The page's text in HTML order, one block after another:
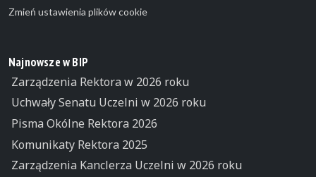
Zmień ustawienia plików cookie
Najnowsze w BIP
Zarządzenia Rektora w 2026 roku
Uchwały Senatu Uczelni w 2026 roku
Pisma Okólne Rektora 2026
Komunikaty Rektora 2025
Zarządzenia Kanclerza Uczelni w 2026 roku